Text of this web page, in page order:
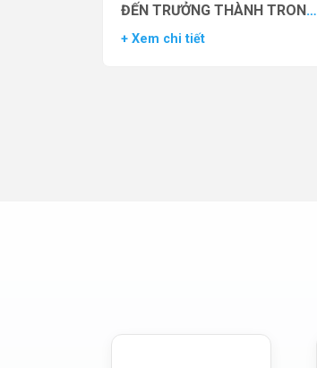
ĐẾN TRƯỞNG THÀNH TRONG
THỰC HÀNH HỖ TRỢ SINH
+ Xem chi tiết